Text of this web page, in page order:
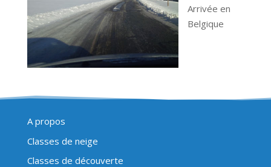
Arrivée en
Belgique
A propos
Classes de neige
Classes de découverte